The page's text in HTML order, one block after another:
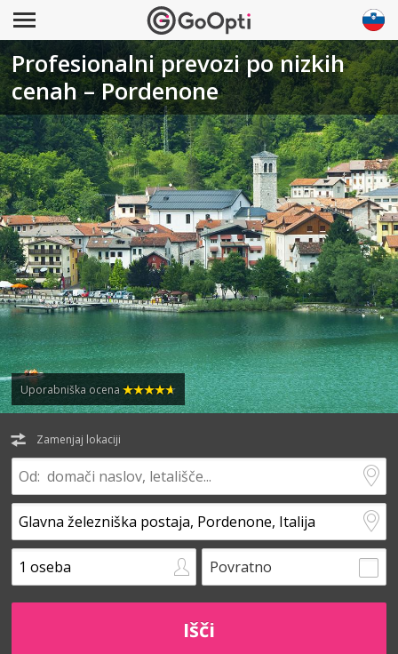
Profesionalni prevozi po nizkih
cenah – Pordenone
Uporabniška ocena
Zamenjaj lokaciji
Povratno